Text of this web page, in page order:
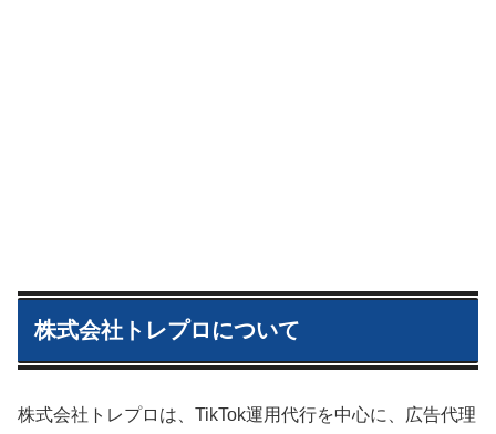
株式会社トレプロについて
株式会社トレプロは、TikTok運用代行を中心に、広告代理